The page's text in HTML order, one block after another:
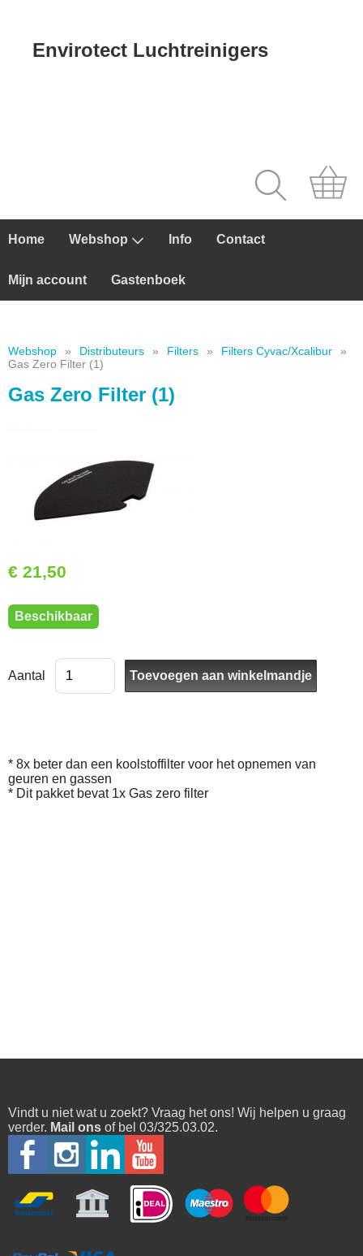
Envirotect Luchtreinigers
Home Webshop Info Contact
Mijn account Gastenboek
Webshop » Distributeurs » Filters » Filters Cyvac/Xcalibur
»
Gas Zero Filter (1)
Gas Zero Filter (1)
€ 21,50
Beschikbaar
Aantal
* 8x beter dan een koolstoffilter voor het opnemen van
geuren en gassen
* Dit pakket bevat 1x Gas zero filter
Vindt u niet wat u zoekt? Vraag het ons! Wij helpen u graag
verder. Mail ons of bel 03/325.03.02.